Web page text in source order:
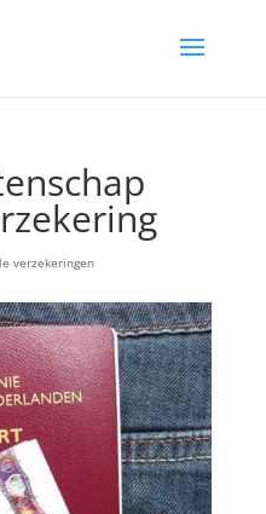
verzekeringen